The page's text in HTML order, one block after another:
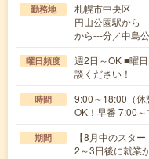
勤務地
札幌市中央区
円山公園駅から
から---分／中島
曜日頻度
週2日～OK ■曜
談ください！
時間
9:00～18:00（休
OK！早番 7:00
期間
【8月中のスタ
2～3日後に就業